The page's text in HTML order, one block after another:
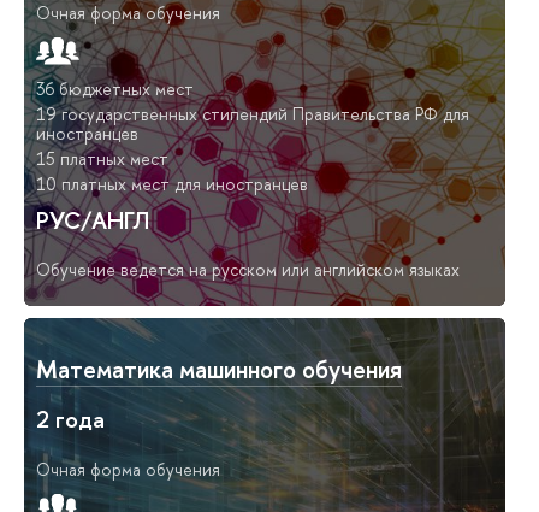
Очная форма обучения
36 бюджетных мест
19 государственных стипендий Правительства РФ для
иностранцев
15 платных мест
10 платных мест для иностранцев
РУС/АНГЛ
Обучение ведется на русском или английском языках
Математика машинного обучения
2 года
Очная форма обучения